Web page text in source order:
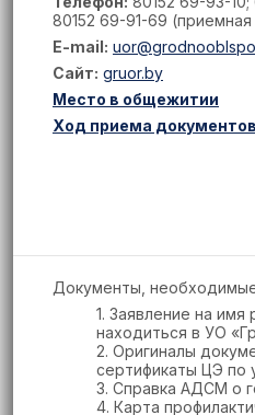
80152 69-91-69
E-mail:
Сайт: gruor.by
Место в общежитии
Ход приема документов
Документы, необходимые
1. Заявление на
находиться в УО
2. Оригиналы
сертификаты ЦЭ по
3. Справка АДСМ о
4. Карта